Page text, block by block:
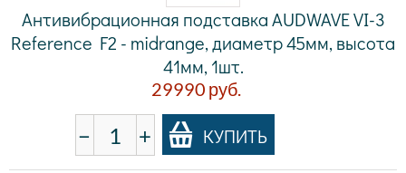
Антивибрационная подставка AUDWAVE VI-3
Reference F2 - midrange, диаметр 45мм, высота
41мм, 1шт.
29990 руб.
− + КУПИТЬ